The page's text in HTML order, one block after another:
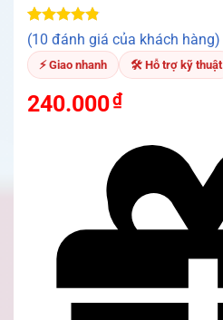
4.80trên 5
dựa trên
10
đánh giá
(10 đánh giá của khách hàng)
⚡ Giao nhanh 🛠 Hỗ trợ kỹ thuật
240.000₫